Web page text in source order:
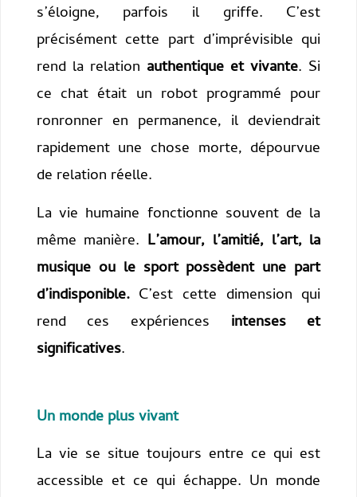
s’éloigne, parfois il griffe. C’est
précisément cette part d’imprévisible qui
rend la relation authentique et vivante. Si
ce chat était un robot programmé pour
ronronner en permanence, il deviendrait
rapidement une chose morte, dépourvue
de relation réelle.
La vie humaine fonctionne souvent de la
même manière. L’amour, l’amitié, l’art, la
musique ou le sport possèdent une part
d’indisponible. C’est cette dimension qui
rend ces expériences intenses et
significatives.
Un monde plus vivant
La vie se situe toujours entre ce qui est
accessible et ce qui échappe. Un monde